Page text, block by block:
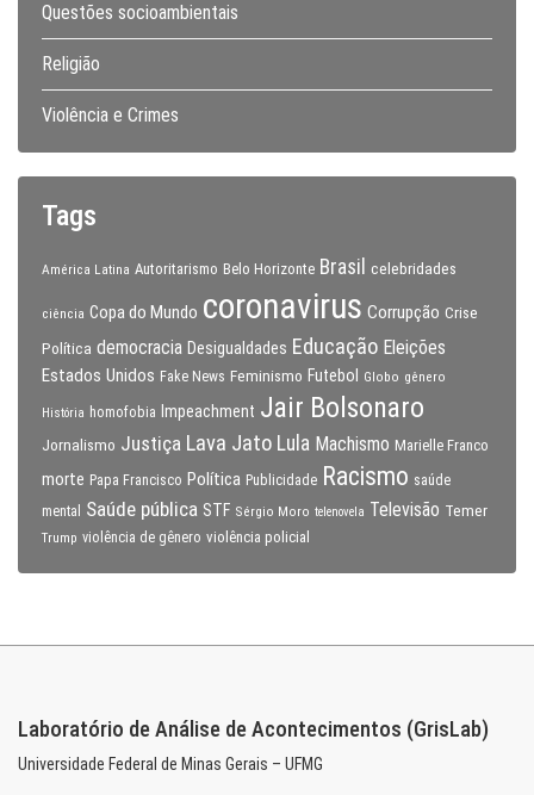
Questões socioambientais
Religião
Violência e Crimes
Tags
América Latina Autoritarismo Belo Horizonte Brasil celebridades
ciência Copa do Mundo coronavirus Corrupção Crise
Política democracia Desigualdades Educação Eleições
Estados Unidos Fake News Feminismo Futebol Globo gênero
História homofobia Impeachment Jair Bolsonaro
Jornalismo Justiça Lava Jato Lula Machismo Marielle Franco
morte Papa Francisco Política Publicidade Racismo saúde
mental
Saúde pública STF Sérgio Moro telenovela Televisão Temer
Trump violência de gênero violência policial
Laboratório de Análise de Acontecimentos (GrisLab)
Universidade Federal de Minas Gerais – UFMG